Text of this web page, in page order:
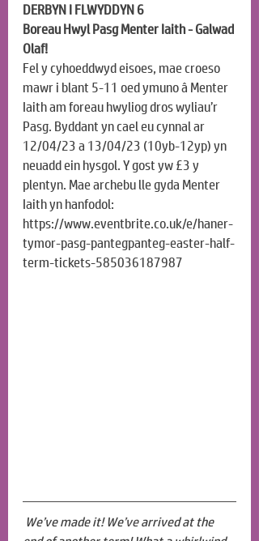
DERBYN I FLWYDDYN 6
Boreau Hwyl Pasg Menter Iaith - Galwad
Olaf!
Fel y cyhoeddwyd eisoes, mae croeso
mawr i blant 5-11 oed ymuno â Menter
Iaith am foreau hwyliog dros wyliau’r
Pasg. Byddant yn cael eu cynnal ar
12/04/23 a 13/04/23 (10yb-12yp) yn
neuadd ein hysgol. Y gost yw £3 y
plentyn. Mae archebu lle gyda Menter
Iaith yn hanfodol:
https://www.eventbrite.co.uk/e/haner-
tymor-pasg-pantegpanteg-easter-half-
term-tickets-585036187987
We’ve made it! We’ve arrived at the